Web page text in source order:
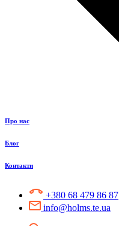
Про нас
Блог
Контакти
+380 68 479 86 87
info@holms.te.ua